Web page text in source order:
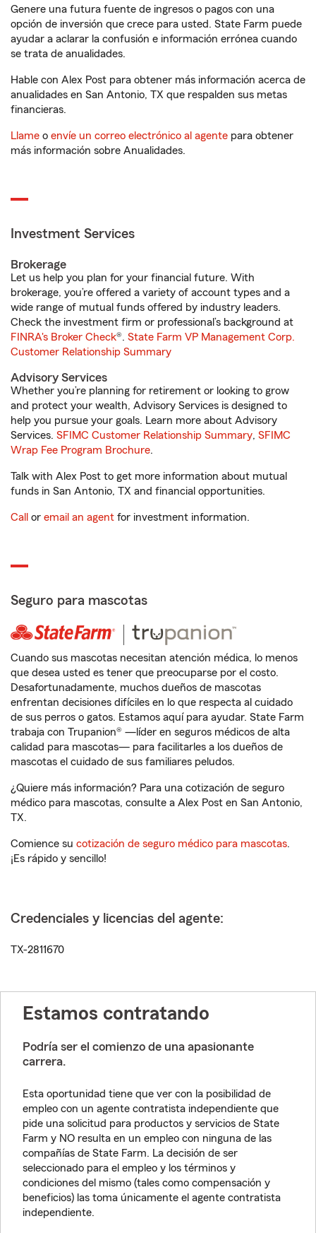
Genere una futura fuente de ingresos o pagos con una
opción de inversión que crece para usted. State Farm puede
ayudar a aclarar la confusión e información errónea cuando
se trata de anualidades.
Hable con Alex Post para obtener más información acerca de
anualidades en San Antonio, TX que respalden sus metas
financieras.
Llame o envíe un correo electrónico al agente para obtener
más información sobre Anualidades.
Investment Services
Brokerage
Let us help you plan for your financial future. With
brokerage, you’re offered a variety of account types and a
wide range of mutual funds offered by industry leaders.
Check the investment firm or professional’s background at
FINRA's Broker Check®. State Farm VP Management Corp.
Customer Relationship Summary
Advisory Services
Whether you’re planning for retirement or looking to grow
and protect your wealth, Advisory Services is designed to
help you pursue your goals. Learn more about Advisory
Services. SFIMC Customer Relationship Summary, SFIMC
Wrap Fee Program Brochure.
Talk with Alex Post to get more information about mutual
funds in San Antonio, TX and financial opportunities.
Call or email an agent for investment information.
Seguro para mascotas
Cuando sus mascotas necesitan atención médica, lo menos
que desea usted es tener que preocuparse por el costo.
Desafortunadamente, muchos dueños de mascotas
enfrentan decisiones difíciles en lo que respecta al cuidado
de sus perros o gatos. Estamos aquí para ayudar. State Farm
trabaja con Trupanion® —líder en seguros médicos de alta
calidad para mascotas— para facilitarles a los dueños de
mascotas el cuidado de sus familiares peludos.
¿Quiere más información? Para una cotización de seguro
médico para mascotas, consulte a Alex Post en San Antonio,
TX.
Comience su cotización de seguro médico para mascotas.
¡Es rápido y sencillo!
Credenciales y licencias del agente:
TX-2811670
Estamos contratando
Podría ser el comienzo de una apasionante
carrera.
Esta oportunidad tiene que ver con la posibilidad de
empleo con un agente contratista independiente que
pide una solicitud para productos y servicios de State
Farm y NO resulta en un empleo con ninguna de las
compañías de State Farm. La decisión de ser
seleccionado para el empleo y los términos y
condiciones del mismo (tales como compensación y
beneficios) las toma únicamente el agente contratista
independiente.